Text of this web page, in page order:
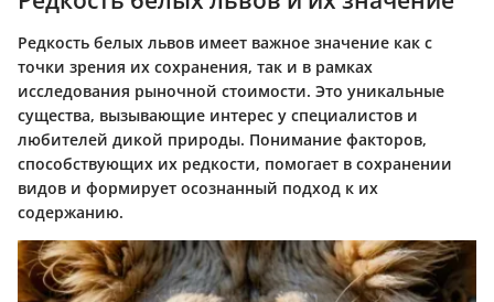
Редкость белых львов имеет важное значение как с
точки зрения их сохранения, так и в рамках
исследования рыночной стоимости. Это уникальные
существа, вызывающие интерес у специалистов и
любителей дикой природы. Понимание факторов,
способствующих их редкости, помогает в сохранении
видов и формирует осознанный подход к их
содержанию.